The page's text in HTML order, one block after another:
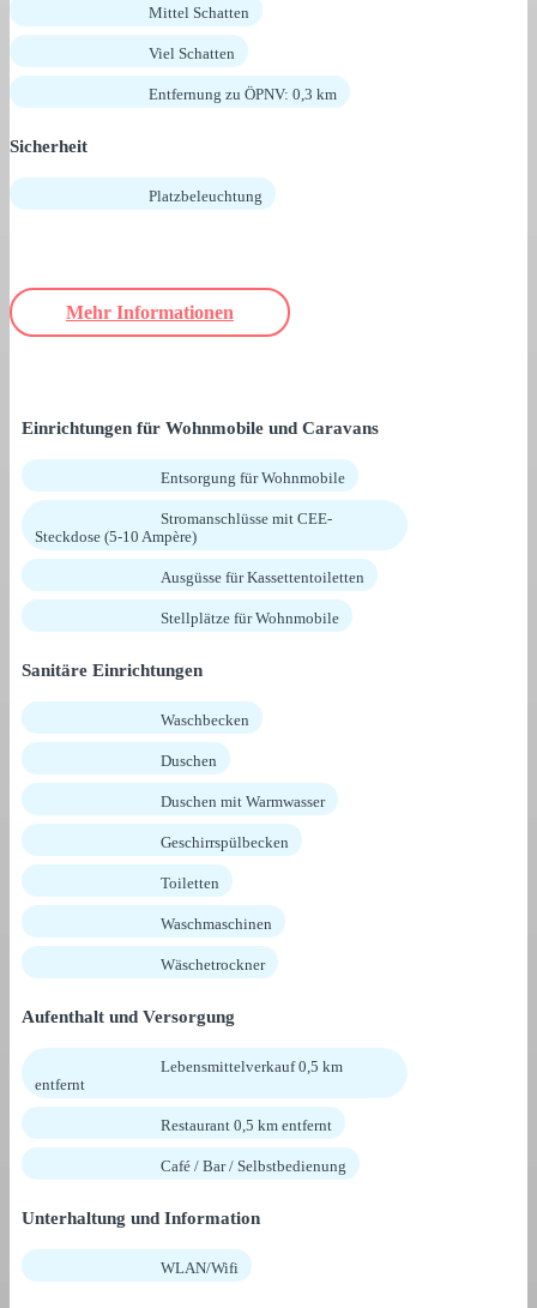
Mittel Schatten
Viel Schatten
Entfernung zu ÖPNV: 0,3 km
Sicherheit
Platzbeleuchtung
Mehr Informationen
Einrichtungen für Wohnmobile und Caravans
Entsorgung für Wohnmobile
Stromanschlüsse mit CEE-
Steckdose (5-10 Ampère)
Ausgüsse für Kassettentoiletten
Stellplätze für Wohnmobile
Sanitäre Einrichtungen
Waschbecken
Duschen
Duschen mit Warmwasser
Geschirrspülbecken
Toiletten
Waschmaschinen
Wäschetrockner
Aufenthalt und Versorgung
Lebensmittelverkauf 0,5 km
entfernt
Restaurant 0,5 km entfernt
Café / Bar / Selbstbedienung
Unterhaltung und Information
WLAN/Wifi